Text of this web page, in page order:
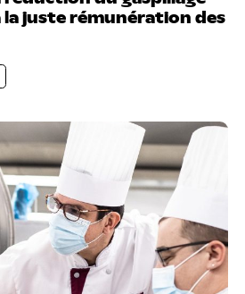
courts
la juste rémunération des